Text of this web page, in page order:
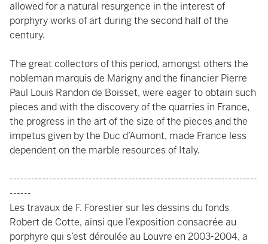
allowed for a natural resurgence in the interest of
porphyry works of art during the second half of the
century.
The great collectors of this period, amongst others the
nobleman marquis de Marigny and the financier Pierre
Paul Louis Randon de Boisset, were eager to obtain such
pieces and with the discovery of the quarries in France,
the progress in the art of the size of the pieces and the
impetus given by the Duc d’Aumont, made France less
dependent on the marble resources of Italy.
---------------------------------------------------------------------
------
Les travaux de F. Forestier sur les dessins du fonds
Robert de Cotte, ainsi que l’exposition consacrée au
porphyre qui s’est déroulée au Louvre en 2003-2004, a